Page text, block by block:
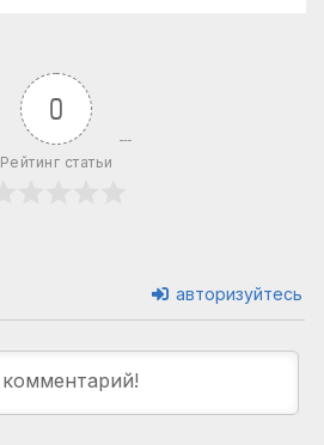
0
Рейтинг статьи
авторизуйтесь